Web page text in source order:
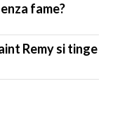
fame?
Remy si tinge